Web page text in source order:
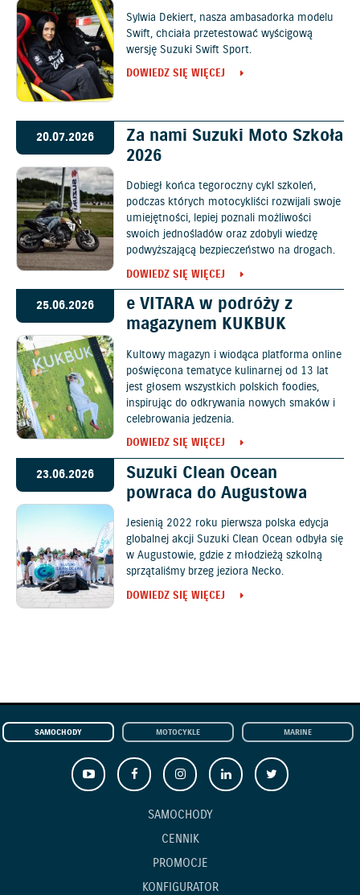
Sylwia Dekiert, nasza ambasadorka modelu
Swift, chciała przetestować wyścigową
wersję Suzuki Swift Sport.
DOWIEDZ SIĘ WIĘCEJ
20.07.2026
Za nami Suzuki Moto Szkoła
2026
Dobiegł końca tegoroczny cykl szkoleń,
podczas których motocykliści rozwijali swoje
umiejętności, lepiej poznali możliwości
swoich jednośladów oraz zdobyli wiedzę
podwyższającą bezpieczeństwo na drogach.
DOWIEDZ SIĘ WIĘCEJ
25.06.2026
e VITARA w podróży z
magazynem KUKBUK
Kultowy magazyn i wiodąca platforma online
poświęcona tematyce kulinarnej od 13 lat
jest głosem wszystkich polskich foodies,
inspirując do odkrywania nowych smaków i
celebrowania jedzenia.
DOWIEDZ SIĘ WIĘCEJ
23.06.2026
Suzuki Clean Ocean
powraca do Augustowa
Jesienią 2022 roku pierwsza polska edycja
globalnej akcji Suzuki Clean Ocean odbyła się
w Augustowie, gdzie z młodzieżą szkolną
sprzątaliśmy brzeg jeziora Necko.
DOWIEDZ SIĘ WIĘCEJ
SAMOCHODY MOTOCYKLE MARINE
SAMOCHODY
CENNIK
PROMOCJE
KONFIGURATOR